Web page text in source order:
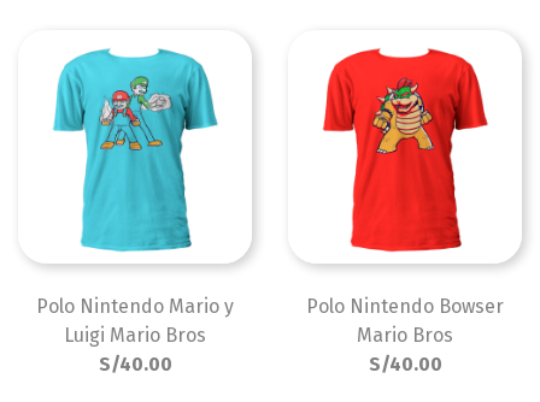
Polo Nintendo Mario y
Luigi Mario Bros
S/40.00
Polo Nintendo Bowser
Mario Bros
S/40.00